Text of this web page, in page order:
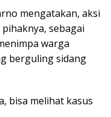
mengatakan, aksi
sebagai
warga
berguling sidang
bisa melihat kasus